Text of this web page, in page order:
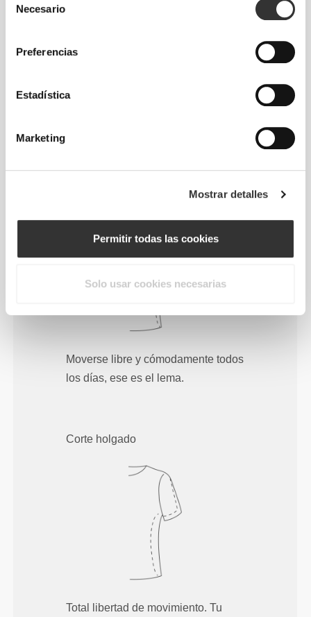
Necesario
Preferencias
Estadística
Marketing
Mostrar detalles
Permitir todas las cookies
Solo usar cookies necesarias
Tu cuerpo te seguirá en cada
Moverse libre y cómodamente todos
los días, ese es el lema.
Corte holgado
Total libertad de movimiento. Tu